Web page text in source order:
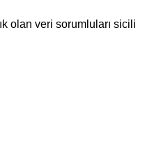
olan veri sorumluları sicili